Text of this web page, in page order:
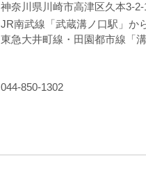
神奈川県川崎市高津区久本3-
JR南武線「武蔵溝ノ口駅」か
東急大井町線・田園都市線「
044-850-1302